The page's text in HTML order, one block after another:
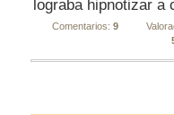
lograba hipnotizar a
Comentarios: 9